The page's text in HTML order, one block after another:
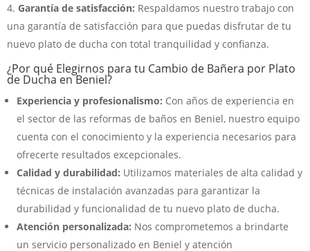
Garantía de satisfacción: Respaldamos nuestro trabajo con
una garantía de satisfacción para que puedas disfrutar de tu
nuevo plato de ducha con total tranquilidad y confianza.
¿Por qué Elegirnos para tu Cambio de Bañera por Plato
de Ducha en Beniel?
Experiencia y profesionalismo: Con años de experiencia en
el sector de las reformas de baños en Beniel, nuestro equipo
cuenta con el conocimiento y la experiencia necesarios para
ofrecerte resultados excepcionales.
Calidad y durabilidad: Utilizamos materiales de alta calidad y
técnicas de instalación avanzadas para garantizar la
durabilidad y funcionalidad de tu nuevo plato de ducha.
Atención personalizada: Nos comprometemos a brindarte
un servicio personalizado en Beniel y atención